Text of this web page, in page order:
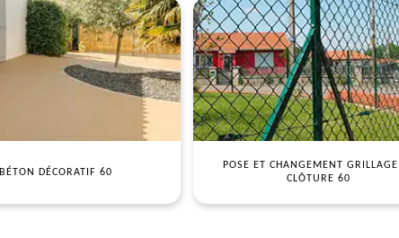
BÉTON DÉCORATIF 60
POSE ET CHANGEMENT
CLÔTURE 60